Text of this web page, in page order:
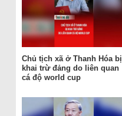
Chủ tịch xã ở Thanh Hóa bị
khai trừ đảng do liên quan
cá độ world cup